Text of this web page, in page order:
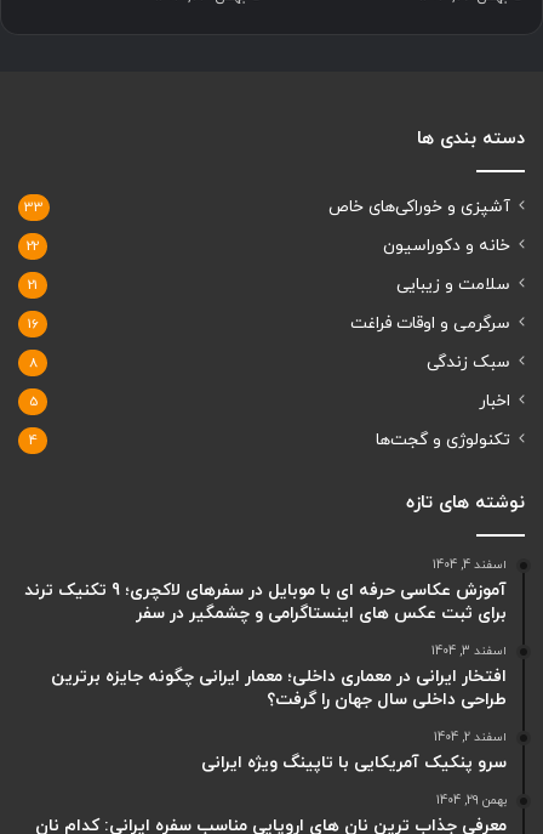
دسته بندی ها
آشپزی و خوراکی‌های خاص 33
خانه و دکوراسیون 22
سلامت و زیبایی 21
سرگرمی و اوقات فراغت 16
سبک زندگی 8
اخبار 5
تکنولوژی و گجت‌ها 4
نوشته های تازه
اسفند 4, 1404
آموزش عکاسی حرفه ای با موبایل در سفرهای لاکچری؛ 9 تکنیک ترند
برای ثبت عکس های اینستاگرامی و چشمگیر در سفر
اسفند 3, 1404
افتخار ایرانی در معماری داخلی؛ معمار ایرانی چگونه جایزه برترین
طراحی داخلی سال جهان را گرفت؟
اسفند 2, 1404
سرو پنکیک آمریکایی با تاپینگ ویژه ایرانی
بهمن 29, 1404
معرفی جذاب ترین نان های اروپایی مناسب سفره ایرانی: کدام نان